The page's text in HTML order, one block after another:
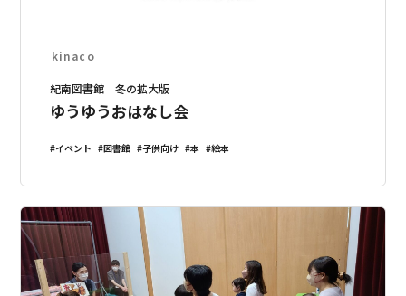
kinaco
紀南図書館 冬の拡大版
ゆうゆうおはなし会
イベント 図書館 子供向け 本 絵本